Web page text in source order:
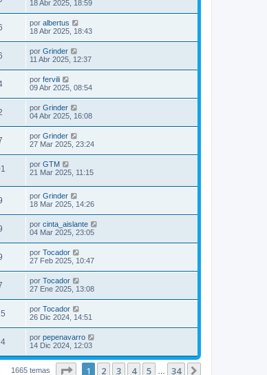
18 Abr 2025, 18:59
por albertus
18 Abr 2025, 18:43
por Grinder
11 Abr 2025, 12:37
por fervili
09 Abr 2025, 08:54
por Grinder
04 Abr 2025, 16:08
por Grinder
27 Mar 2025, 23:24
por GTM
21 Mar 2025, 11:15
por Grinder
18 Mar 2025, 14:26
por cinta_aislante
04 Mar 2025, 23:05
por Tocador
27 Feb 2025, 10:47
por Tocador
27 Ene 2025, 13:08
por Tocador
26 Dic 2024, 14:51
por pepenavarro
14 Dic 2024, 12:03
1665 temas Página de 34
1 2 3 4 5 34